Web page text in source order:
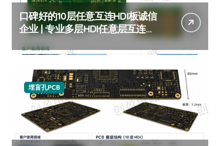
口碑好的10层任意互连HDI板诚信
企业 | 专业多层HDI任意层互连板
厂家推荐 | 高可靠性10层任意阶
HDI板定制服务
埋盲孔PCB